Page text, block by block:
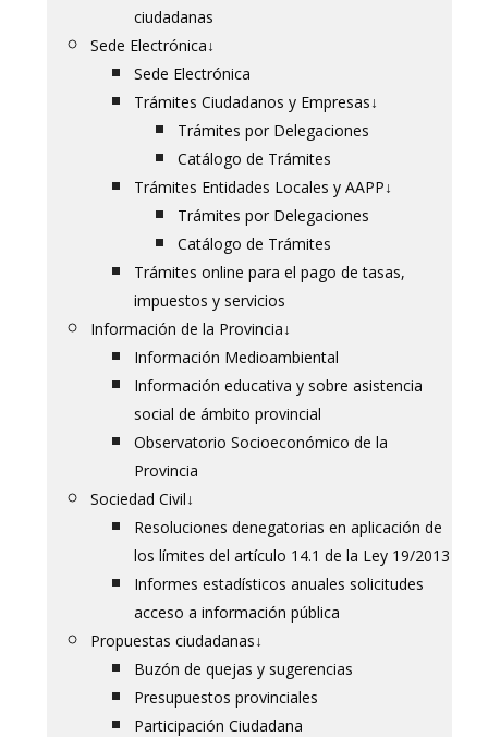
ciudadanas
Sede Electrónica↓
Sede Electrónica
Trámites Ciudadanos y Empresas↓
Trámites por Delegaciones
Catálogo de Trámites
Trámites Entidades Locales y AAPP↓
Trámites por Delegaciones
Catálogo de Trámites
Trámites online para el pago de tasas,
impuestos y servicios
Información de la Provincia↓
Información Medioambiental
Información educativa y sobre asistencia
social de ámbito provincial
Observatorio Socioeconómico de la
Provincia
Sociedad Civil↓
Resoluciones denegatorias en aplicación de
los límites del artículo 14.1 de la Ley 19/2013
Informes estadísticos anuales solicitudes
acceso a información pública
Propuestas ciudadanas↓
Buzón de quejas y sugerencias
Presupuestos provinciales
Participación Ciudadana